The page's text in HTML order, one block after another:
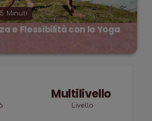
Minuti
e Flessibilità con lo Yoga
Multilivello
Livello